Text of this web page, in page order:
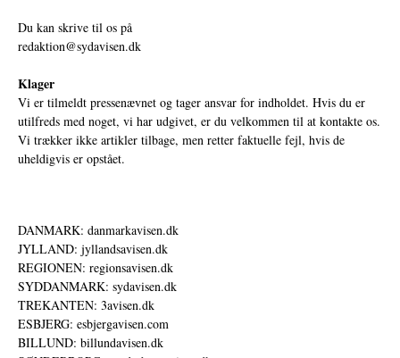
Du kan skrive til os på
redaktion@sydavisen.dk
Klager
Vi er tilmeldt pressenævnet og tager ansvar for indholdet. Hvis du er
utilfreds med noget, vi har udgivet, er du velkommen til at kontakte os.
Vi trækker ikke artikler tilbage, men retter faktuelle fejl, hvis de
uheldigvis er opstået.
DANMARK: danmarkavisen.dk
JYLLAND: jyllandsavisen.dk
REGIONEN: regionsavisen.dk
SYDDANMARK: sydavisen.dk
TREKANTEN: 3avisen.dk
ESBJERG: esbjergavisen.com
BILLUND: billundavisen.dk